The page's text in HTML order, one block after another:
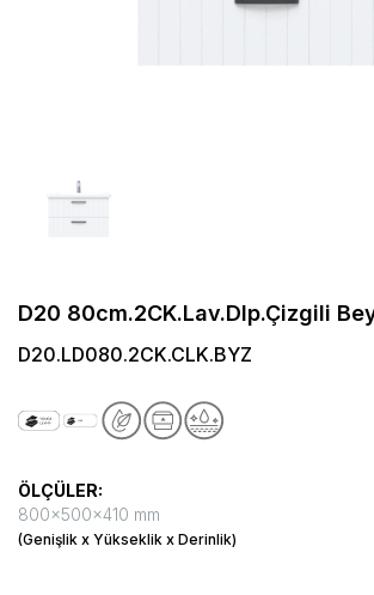
D20 80cm.2CK.Lav.Dlp.Çizgili
D20.LD080.2CK.CLK.BYZ
ÖLÇÜLER:
800x500x410 mm
(Genişlik x Yükseklik x Derinlik)